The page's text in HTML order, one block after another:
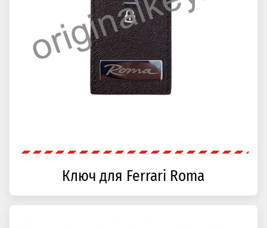
Ключ для Ferrari Roma